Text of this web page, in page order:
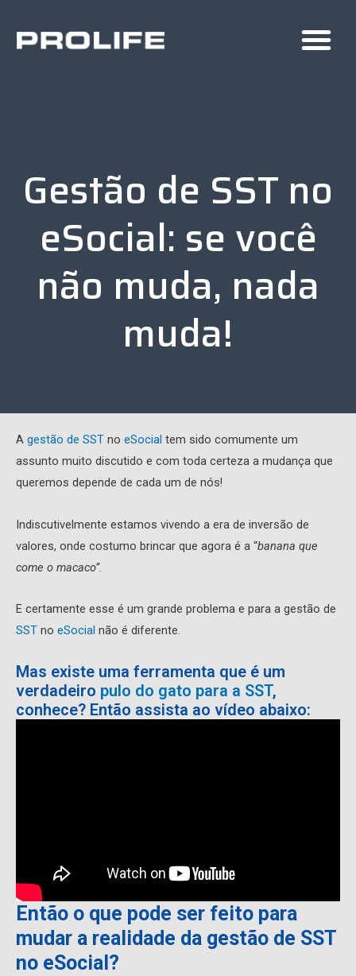
Gestão de SST no
eSocial: se você
não muda, nada
muda!
A gestão de SST no eSocial tem sido comumente um
assunto muito discutido e com toda certeza a mudança que
queremos depende de cada um de nós!
Indiscutivelmente estamos vivendo a era de inversão de
valores, onde costumo brincar que agora é a “banana que
come o macaco”.
E certamente esse é um grande problema e para a gestão de
SST no eSocial não é diferente.
Mas existe uma ferramenta que é um
verdadeiro pulo do gato para a SST,
conhece? Então assista ao vídeo abaixo:
Então o que pode ser feito para
mudar a realidade da gestão de SST
no eSocial?